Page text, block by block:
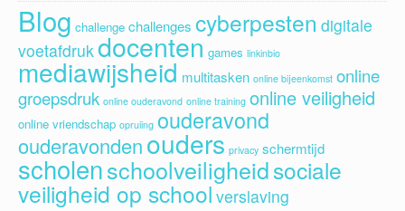
Blog challenge challenges cyberpesten digitale
voetafdrukdocenten games linkinbio
mediawijsheid multitasken online bijeenkomst online
groepsdruk online ouderavond online training online veiligheid
online vriendschap opruiing ouderavond
ouderavondenouders privacy schermtijd
scholenschoolveiligheidsociale
veiligheid op school verslaving